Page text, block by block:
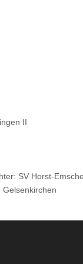
II
SV Horst-
Gelsenkirchen